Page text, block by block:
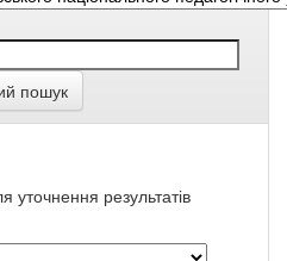
пошук
уточнення результатів